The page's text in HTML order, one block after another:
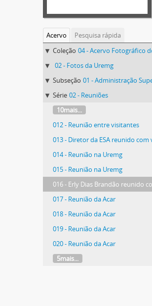
Acervo
Pesquisa rápida
Coleção 04 - Acervo Fotográfico do Arquivo Central
02 - Fotos da Uremg
Subseção 01 - Administração Superior
Série 02 - Reuniões
10mais...
012 - Reunião entre visitantes
014 - Reunião na Uremg
015 - Reunião na Uremg
017 - Reunião da Acar
018 - Reunião da Acar
019 - Reunião da Acar
020 - Reunião da Acar
5mais...